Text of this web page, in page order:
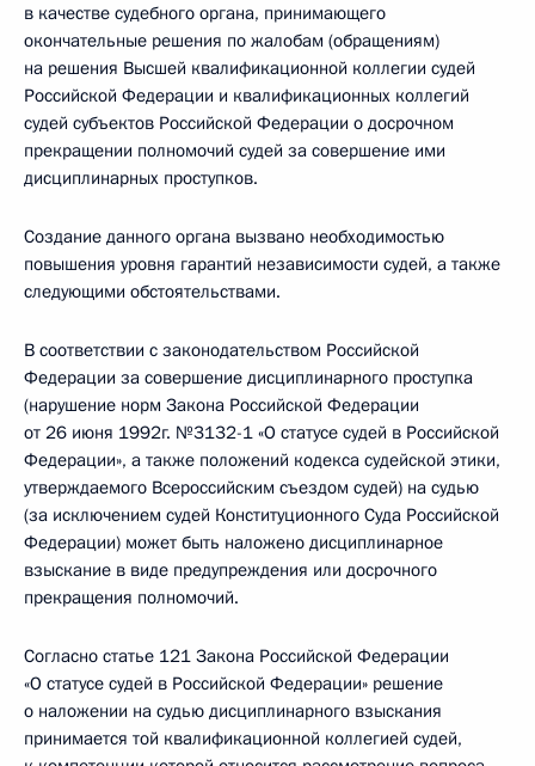
в качестве судебного органа, принимающего
окончательные решения по жалобам (обращениям)
на решения Высшей квалификационной коллегии судей
Российской Федерации и квалификационных коллегий
судей субъектов Российской Федерации о досрочном
прекращении полномочий судей за совершение ими
дисциплинарных проступков.
Создание данного органа вызвано необходимостью
повышения уровня гарантий независимости судей, а также
следующими обстоятельствами.
В соответствии с законодательством Российской
Федерации за совершение дисциплинарного проступка
(нарушение норм Закона Российской Федерации
от 26 июня 1992г. №3132-1 «О статусе судей в Российской
Федерации», а также положений кодекса судейской этики,
утверждаемого Всероссийским съездом судей) на судью
(за исключением судей Конституционного Суда Российской
Федерации) может быть наложено дисциплинарное
взыскание в виде предупреждения или досрочного
прекращения полномочий.
Согласно статье 121 Закона Российской Федерации
«О статусе судей в Российской Федерации» решение
о наложении на судью дисциплинарного взыскания
принимается той квалификационной коллегией судей,